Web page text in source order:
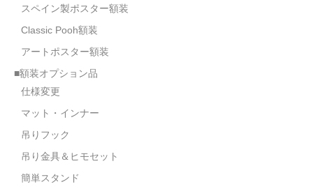
スペイン製ポスター額装
Classic Pooh額装
アートポスター額装
■額装オプション品
仕様変更
マット・インナー
吊りフック
吊り金具＆ヒモセット
簡単スタンド